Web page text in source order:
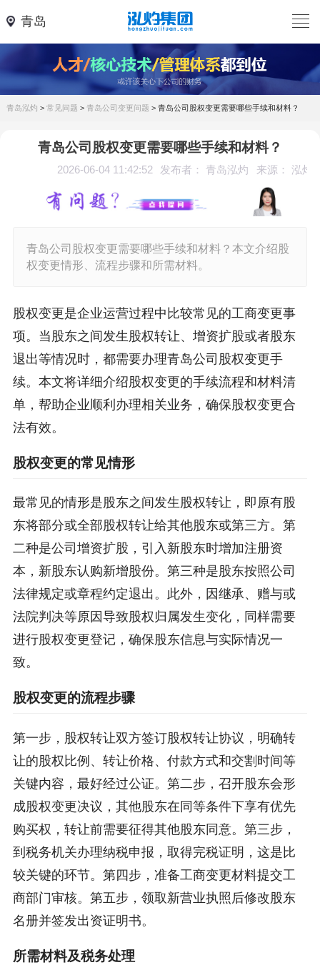
青岛
青岛泓灼 > 常见问题 > 青岛公司变更问题 > 青岛公司股权变更需要哪些手续和材料？
青岛公司股权变更需要哪些手续和材料？
2026-06-04 11:42:52 发布者： 青岛泓灼 来源： 泓灼
青岛公司股权变更需要哪些手续和材料？本文介绍股
权变更情形、流程步骤和所需材料。
股权变更是企业运营过程中比较常见的工商变更事
项。当股东之间发生股权转让、增资扩股或者股东
退出等情况时，都需要办理青岛公司股权变更手
续。本文将详细介绍股权变更的手续流程和材料清
单，帮助企业顺利办理相关业务，确保股权变更合
法有效。
股权变更的常见情形
最常见的情形是股东之间发生股权转让，即原有股
东将部分或全部股权转让给其他股东或第三方。第
二种是公司增资扩股，引入新股东时增加注册资
本，新股东认购新增股份。第三种是股东按照公司
法律规定或章程约定退出。此外，因继承、赠与或
法院判决等原因导致股权归属发生变化，同样需要
进行股权变更登记，确保股东信息与实际情况一
致。
股权变更的流程步骤
第一步，股权转让双方签订股权转让协议，明确转
让的股权比例、转让价格、付款方式和交割时间等
关键内容，最好经过公证。第二步，召开股东会形
成股权变更决议，其他股东在同等条件下享有优先
购买权，转让前需要征得其他股东同意。第三步，
到税务机关办理纳税申报，取得完税证明，这是比
较关键的环节。第四步，准备工商变更材料提交工
商部门审核。第五步，领取新营业执照后修改股东
名册并签发出资证明书。
所需材料及税务处理